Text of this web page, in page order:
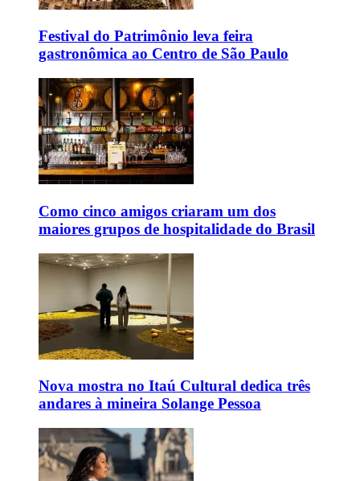
Festival do Patrimônio leva feira
gastronômica ao Centro de São Paulo
Como cinco amigos criaram um dos
maiores grupos de hospitalidade do Brasil
Nova mostra no Itaú Cultural dedica três
andares à mineira Solange Pessoa